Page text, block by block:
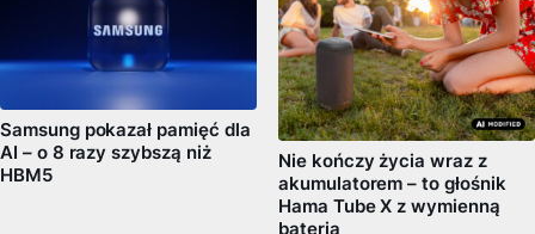
Samsung pokazał pamięć dla
AI – o 8 razy szybszą niż
HBM5
Nie kończy życia wraz z
akumulatorem – to głośnik
Hama Tube X z wymienną
baterią